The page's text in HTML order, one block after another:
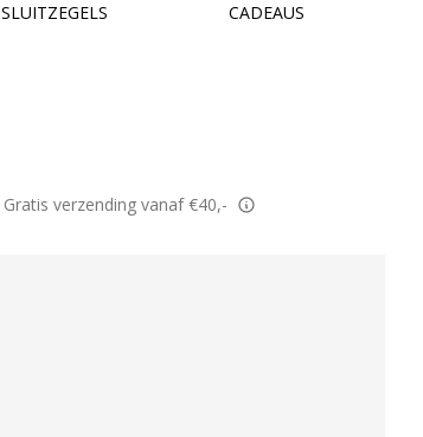
SLUITZEGELS CADEAUS
Gratis verzending vanaf €40,-